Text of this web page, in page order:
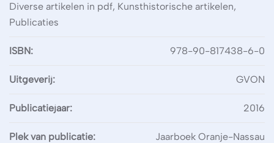
Diverse artikelen in pdf, Kunsthistorische artikelen,
Publicaties
ISBN: 978-90-817438-6-0
Uitgeverij: GVON
Publicatiejaar: 2016
Plek van publicatie: Jaarboek Oranje-Nassau